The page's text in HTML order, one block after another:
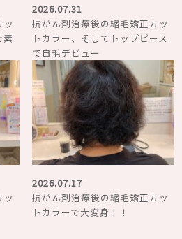
ッ
素
2026.07.31
抗がん剤治療後の縮毛矯正カッ
トカラー、そしてトップピース
で自毛デビュー
ッ
2026.07.17
抗がん剤治療後の縮毛矯正カッ
トカラーで大変身！！